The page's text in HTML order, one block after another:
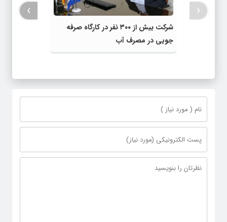
شرکت بیش از ۳۰۰ نفر در کارگاه صرفه
جویی در مصرف آب
‹
›